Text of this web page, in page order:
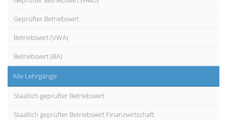
Geprüfter Betriebswirt
Betriebswirt (VWA)
Betriebswirt (BA)
Alle Lehrgänge
Staatlich geprüfter Betriebswirt
Staatlich geprüfter Betriebswirt Finanzwirtschaft